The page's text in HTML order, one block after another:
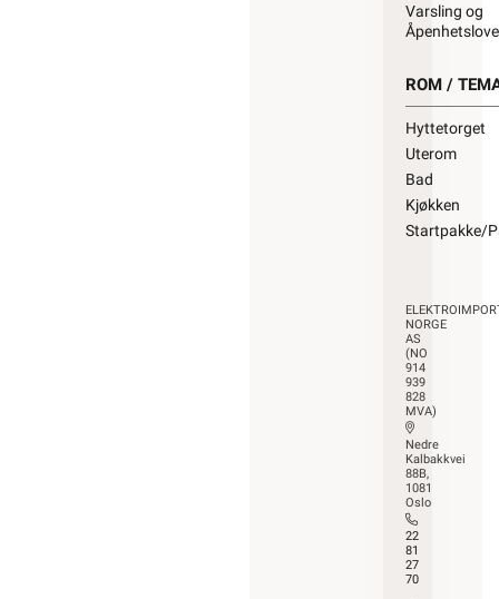
Varsling og
ROM /
Hyttetorget
Uterom
Bad
Kjøkken
Startpakke/
NORGE
AS
(NO
914
939
828
MVA)
Nedre
Kalbakkvei
88B,
1081
Oslo
22
81
27
70